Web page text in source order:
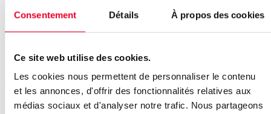
Consentement Détails À propos des cookies
Ce site web utilise des cookies.
Les cookies nous permettent de personnaliser le contenu
et les annonces, d'offrir des fonctionnalités relatives aux
médias sociaux et d'analyser notre trafic. Nous partageons